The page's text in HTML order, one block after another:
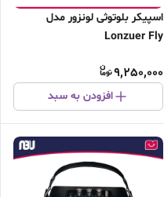
اسپیکر بلوتوثی لونزور مدل
Lonzuer Fly
9,250,000
افزودن به سبد